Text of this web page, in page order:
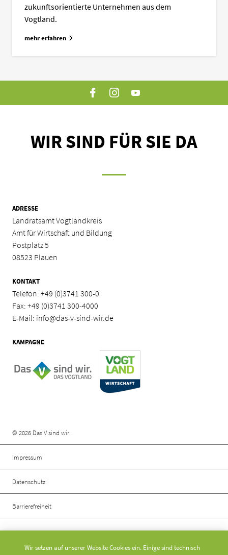
zukunftsorientierte Unternehmen aus dem
Vogtland.
mehr erfahren
WIR SIND FÜR SIE DA
ADRESSE
Landratsamt Vogtlandkreis
Amt für Wirtschaft und Bildung
Postplatz 5
08523 Plauen
KONTAKT
Telefon: +49 (0)3741 300-0
Fax: +49 (0)3741 300-4000
E-Mail: info@das-v-sind-wir.de
KAMPAGNE
Rechtliche Informationen
© 2026 Das V sind wir.
Impressum
Datenschutz
Barrierefreiheit
FacebookInstagram
Wir setzen auf unserer Website Cookies ein. Einige sind technisch